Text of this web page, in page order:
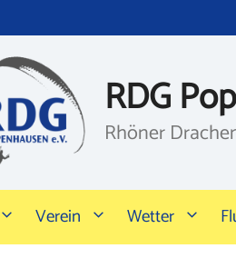
RDG
Rhöner
Verein Wetter